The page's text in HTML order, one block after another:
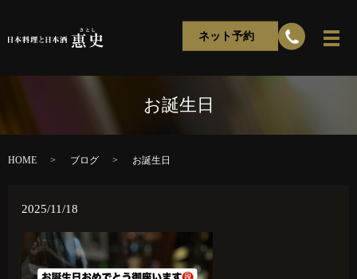
ネット予約
お誕生日
HOME ブログ お誕生日
2025/11/18